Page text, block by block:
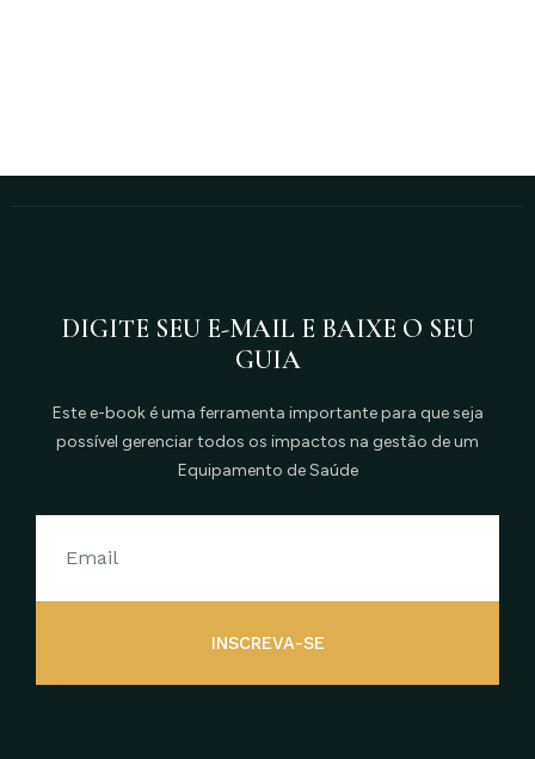
DIGITE SEU E-MAIL E BAIXE O SEU
GUIA
Este e-book é uma ferramenta importante para que seja
possível gerenciar todos os impactos na gestão de um
Equipamento de Saúde
INSCREVA-SE